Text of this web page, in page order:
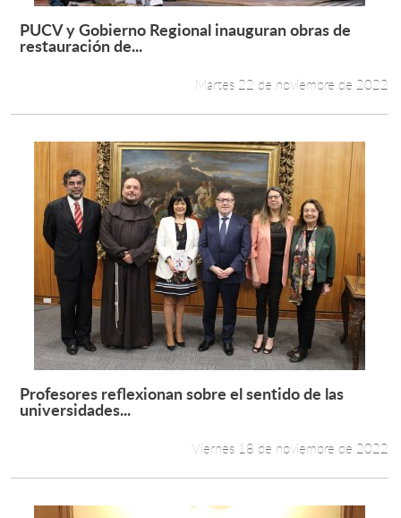
Leer más +
PUCV y Gobierno Regional inauguran obras de
restauración de...
Martes 22 de noviembre de 2022
Leer más +
Profesores reflexionan sobre el sentido de las
universidades...
Viernes 18 de noviembre de 2022